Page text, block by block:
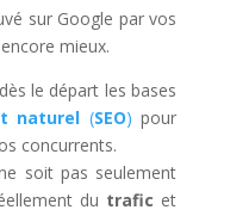
sur Google par vos
encore mieux.
le départ les bases
naturel (SEO) pour
concurrents.
soit pas seulement
du trafic et